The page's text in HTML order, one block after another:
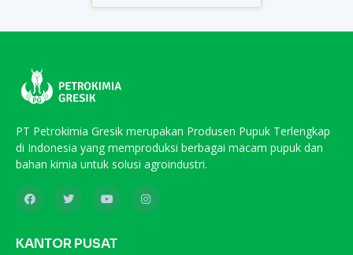
PT Petrokimia Gresik merupakan Produsen Pupuk Terlengkap
di Indonesia yang memproduksi berbagai macam pupuk dan
bahan kimia untuk solusi agroindustri.
KANTOR PUSAT